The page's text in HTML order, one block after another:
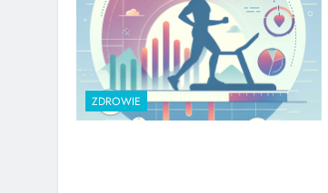
ZDROWIE